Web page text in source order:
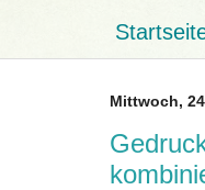
Mittwoch,